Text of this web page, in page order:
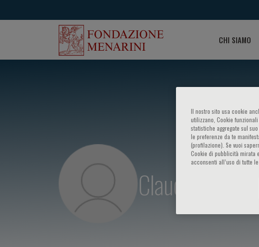
CHI SIAMO
Claudia
Il nostro sito usa cookie
utilizzano, Cookie
statistiche aggregate sul
le preferenze da te
(profilazione). Se vuoi
Cookie di pubblicità mirata
acconsenti all’uso di tutte